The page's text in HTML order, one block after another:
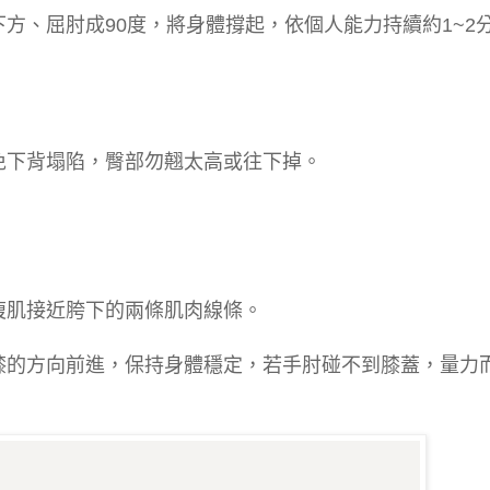
、屈肘成90度，將身體撐起，依個人能力持續約1~2
背塌陷，臀部勿翹太高或往下掉。
接近胯下的兩條肌肉線條。
方向前進，保持身體穩定，若手肘碰不到膝蓋，量力